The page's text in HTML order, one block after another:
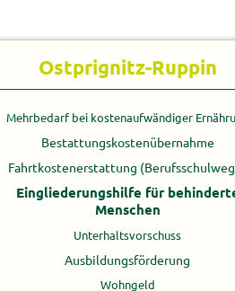
Ostprignitz-​Ruppin
Mehr­be­darf bei kos­ten­auf­wän­di­ger
Be­stat­tungs­kos­ten­über­nah­me
Fahrt­kos­ten­er­stat­tung
Ein­glie­de­rungs­hil­fe für
Men­schen
Un­ter­halts­vor­schuss
Aus­bil­dungs­för­de­rung
Wohn­geld